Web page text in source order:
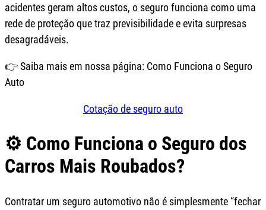
acidentes geram altos custos, o seguro funciona como uma
rede de proteção que traz previsibilidade e evita surpresas
desagradáveis.
👉 Saiba mais em nossa página: Como Funciona o Seguro
Auto
Cotação de seguro auto
⚙️ Como Funciona o Seguro dos
Carros Mais Roubados?
Contratar um seguro automotivo não é simplesmente “fechar